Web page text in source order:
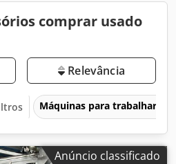
comprar usado
Relevância
Máquinas para trabalhar
Anúncio classificado